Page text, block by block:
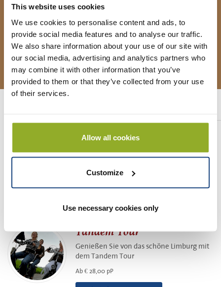
This website uses cookies
We use cookies to personalise content and ads, to
provide social media features and to analyse our traffic.
We also share information about your use of our site with
our social media, advertising and analytics partners who
may combine it with other information that you’ve
provided to them or that they’ve collected from your use
of their services.
Allow all cookies
Customize
Use necessary cookies only
fakultativ:
Limburger Torte statt
Kuchen
+ € 3,00 pP
einschließlich:
Kaffee und Kuchen
BBQ Bauerngolf
Essen und Trinken mit Bauerngolf
Ab € 69,50 pP
Tandem Tour
Genießen Sie von das schöne Limburg mit
dem Tandem Tour
Ab € 28,00 pP